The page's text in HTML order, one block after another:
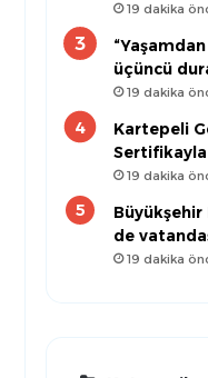
19 dakika
üçüncü
19 dakika
Kartepeli
Sertifikayla
19 dakika
de
19 dakika